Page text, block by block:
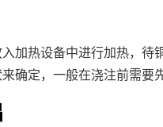
加热设备中进行加热，
确定，一般在浇注前需要